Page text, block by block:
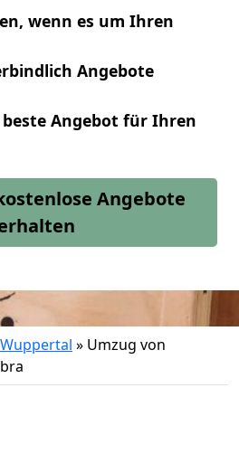
wenn es um Ihren
Angebote
beste Angebot für Ihren
Angebote
» Umzug von